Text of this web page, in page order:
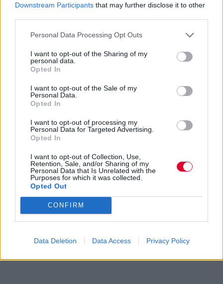
Downstream Participants that may further disclose it to other
Personal Data Processing Opt Outs
I want to opt-out of the Sharing of my
personal data.
Opted In
I want to opt-out of the Sale of my
Personal Data.
Opted In
I want to opt-out of processing my
Personal Data for Targeted Advertising.
Opted In
I want to opt-out of Collection, Use,
Retention, Sale, and/or Sharing of my
Personal Data that Is Unrelated with the
Purposes for which it was collected.
Opted Out
CONFIRM
Data Deletion Data Access Privacy Policy